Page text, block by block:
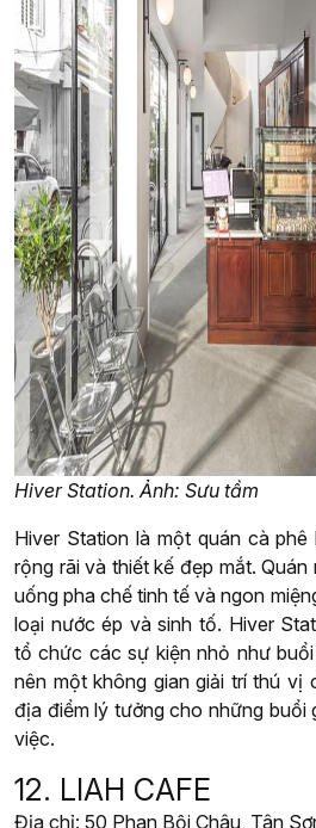
Hiver Station. Ảnh: Sưu tầm
Hiver Station là một quán cà
rộng rãi và thiết kế đẹp mắt.
uống pha chế tinh tế và ngon
loại nước ép và sinh tố. Hiver
tổ chức các sự kiện nhỏ như
nên một không gian giải trí thú vị
địa điểm lý tưởng cho những buổi
việc.
12. LIAH CAFE
Địa chỉ: 50 Phan Bội Châu, Tân